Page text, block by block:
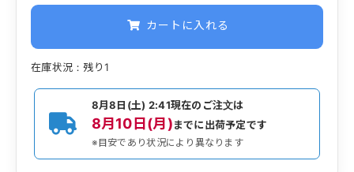
カートに入れる
在庫状況：残り1
8月8日(土) 2:41現在のご注文は
8月10日(月)までに出荷予定です
※目安であり状況により異なります